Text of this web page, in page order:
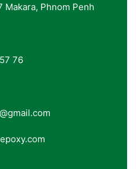
Makara, Phnom Penh
76